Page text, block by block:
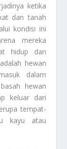
ketika
dan tanah
kondisi ini
mereka
hidup dan
hewan
dalam
hewan
keluar dari
tempat-
kayu atau